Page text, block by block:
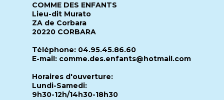
COMME DES ENFANTS
Lieu-dit Murato
ZA de Corbara
20220 CORBARA
Téléphone: 04.95.45.86.60
E-mail: comme.des.enfants@hotmail.com
Horaires d'ouverture:
Lundi-Samedi:
9h30-12h/14h30-18h30